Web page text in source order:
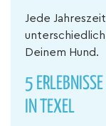
Jede
Deinem Hund.
5
IN TEXEL